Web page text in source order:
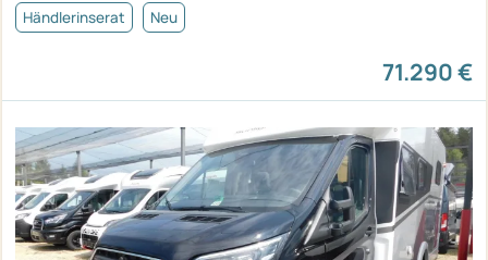
Händlerinserat Neu
71.290 €